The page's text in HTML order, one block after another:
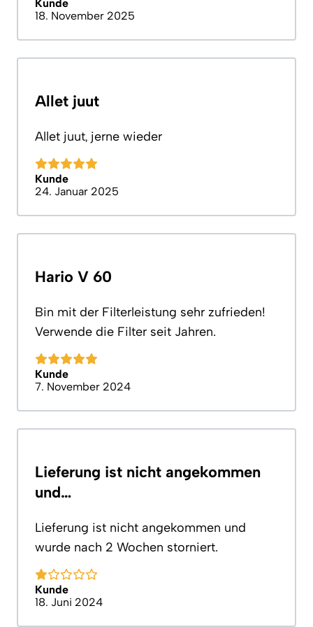
Kunde
18. November 2025
Allet juut
Allet juut, jerne wieder
Kunde
24. Januar 2025
Hario V 60
Bin mit der Filterleistung sehr zufrieden!
Verwende die Filter seit Jahren.
Kunde
7. November 2024
Lieferung ist nicht angekommen
und…
Lieferung ist nicht angekommen und
wurde nach 2 Wochen storniert.
Kunde
18. Juni 2024